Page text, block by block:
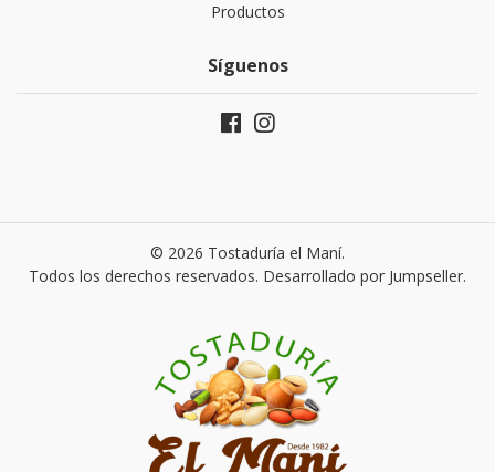
Productos
Síguenos
© 2026 Tostaduría el Maní.
Todos los derechos reservados. Desarrollado por Jumpseller.